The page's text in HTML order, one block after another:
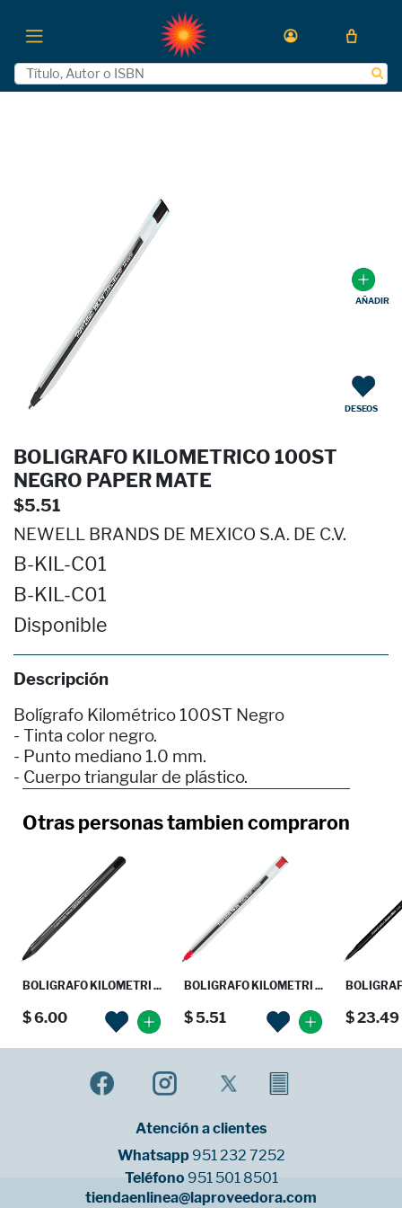
BOLIGRAFO KILOMETRICO 100ST
NEGRO PAPER MATE
$5.51
NEWELL BRANDS DE MEXICO S.A. DE C.V.
B-KIL-C01
B-KIL-C01
Disponible
Descripción
AÑADIR
DESEOS
Bolígrafo Kilométrico 100ST Negro
- Tinta color negro.
- Punto mediano 1.0 mm.
- Cuerpo triangular de plástico.
Otras personas tambien compraron
BOLIGRAFO KILOMETRI ...
$ 6.00
BOLIGRAFO KILOMETRI ...
$ 5.51 $ 23.49
Atención a clientes
Whatsapp 951 232 7252
Teléfono 951 501 8501
tiendaenlinea@laproveedora.com